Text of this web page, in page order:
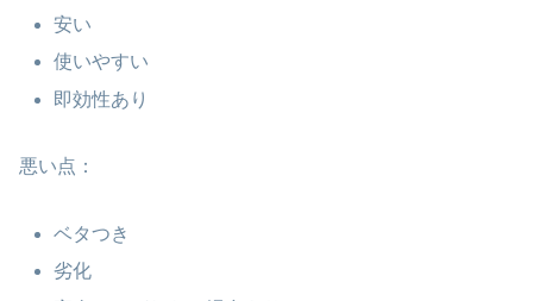
安い
使いやすい
即効性あり
悪い点：
ベタつき
劣化